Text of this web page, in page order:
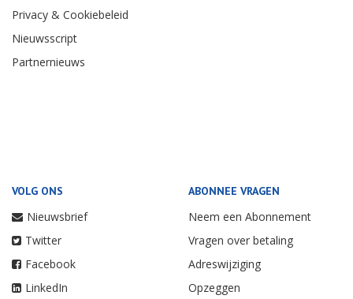
Privacy & Cookiebeleid
Nieuwsscript
Partnernieuws
VOLG ONS
Nieuwsbrief
Twitter
Facebook
LinkedIn
ABONNEE VRAGEN
Neem een Abonnement
Vragen over betaling
Adreswijziging
Opzeggen